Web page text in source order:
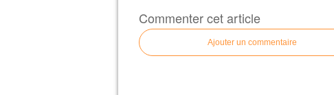
Commenter cet article
Ajouter un commentaire